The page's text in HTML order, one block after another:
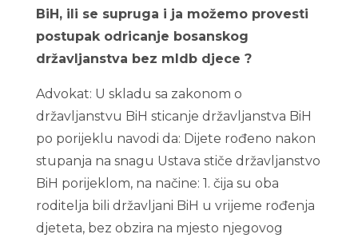
BiH, ili se supruga i ja možemo provesti
postupak odricanje bosanskog
državljanstva bez mldb djece ?
Advokat: U skladu sa zakonom o
državljanstvu BiH sticanje državljanstva BiH
po porijeklu navodi da: Dijete rođeno nakon
stupanja na snagu Ustava stiče državljanstvo
BiH porijeklom, na načine: 1. čija su oba
roditelja bili državljani BiH u vrijeme rođenja
djeteta, bez obzira na mjesto njegovog